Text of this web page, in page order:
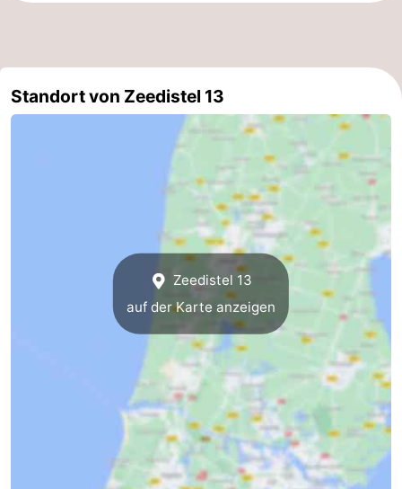
Standort von Zeedistel 13
Zeedistel 13
auf der Karte anzeigen